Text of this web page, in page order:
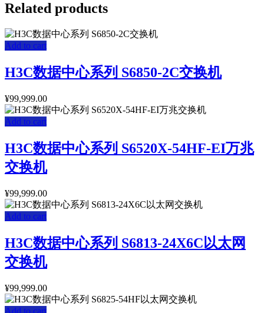
Related products
Add to cart
H3C数据中心系列 S6850-2C交换机
¥99,999.00
Add to cart
H3C数据中心系列 S6520X-54HF-EI万兆
交换机
¥99,999.00
Add to cart
H3C数据中心系列 S6813-24X6C以太网
交换机
¥99,999.00
Add to cart